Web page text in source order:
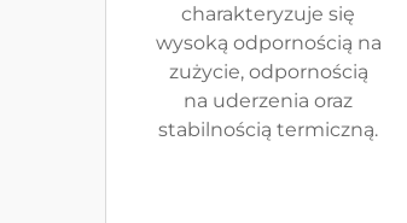
charakteryzuje się
wysoką odpornością na
zużycie, odpornością
na uderzenia oraz
stabilnością termiczną.